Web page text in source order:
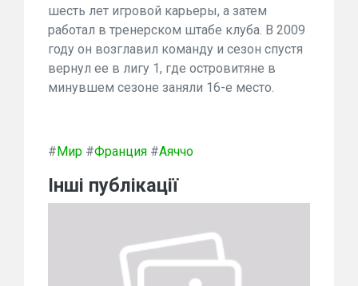
шесть лет игровой карьеры, а затем
работал в тренерском штабе клуба. В 2009
году он возглавил команду и сезон спустя
вернул ее в лигу 1, где островитяне в
минувшем сезоне заняли 16-е место.
#Мир #Франция #Аяччо
Інші публікації